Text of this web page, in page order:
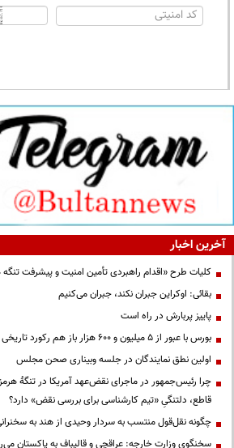
آخرین اخبار
کلیات طرح «اقدام راهبردی تأمین امنیت و پیشرفت
بقائی: اوکراین جبران نکند، جبران می‌کنیم
پاییز پربارش در راه است
بورس با عبور از ۵ میلیون و ۶۰۰ هزار باز هم رکورد تاریخی زد
اولین نطق نمایندگان در جلسه وبیناری صحن مجلس
چرا رئیس‌جمهور در ماجرای نقض‌عهد آمریکا در تنگهٔ
قاطع، دلتنگیِ «تیم کارشناسی برای بررسی نقض» دارد؟
چگونه نقل‌قول منتسب به سردار وحیدی از هند به
سخنگوی وزارت خارجه: عراقچی و قالیباف به پاکستان